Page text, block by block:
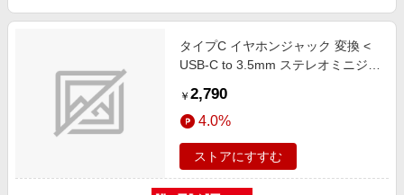
タイプC イヤホンジャック 変換 <
USB-C to 3.5mm ステレオミニジャ
USB充電ポート付 通話対応 【 USB
Type-C 音声出力対応 iPhone
Android iPad MacBook 等 】 ホワ
イト ホワイト MPA-C35DSPDWH
￥ 2,790
4.0%
ストアにすすむ